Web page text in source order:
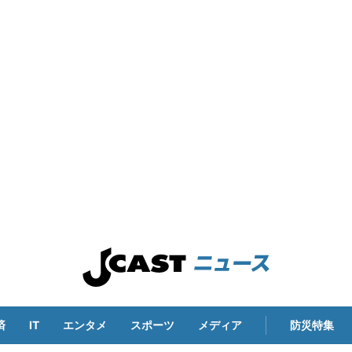
IT エンタメ スポーツ メディア 防災特集